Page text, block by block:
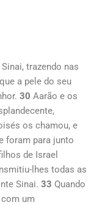
trazendo nas
a pele do seu
30 Aarão e os
os chamou, e
foram para junto
de Israel
lhes todas as
Sinai. 33 Quando
um